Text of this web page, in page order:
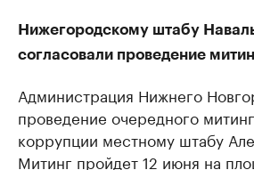
Нижегородскому штабу
согласовали проведение
Администрация Нижнего
проведение очередного
коррупции местному штабу
Митинг пройдет 12 июня на